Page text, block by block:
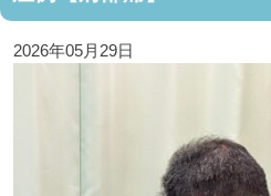
2026年05月29日